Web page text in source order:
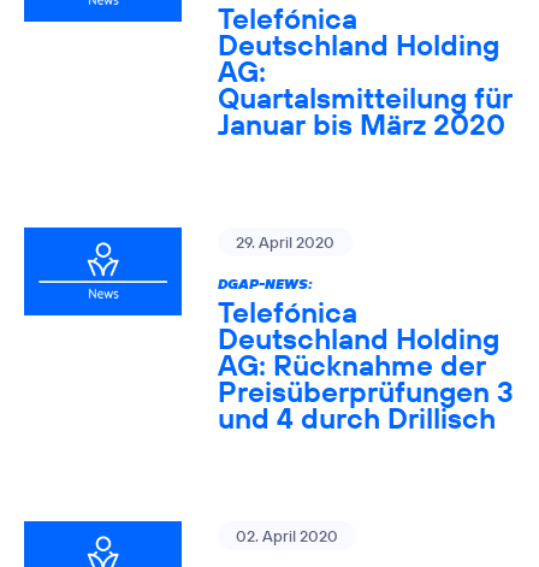
Telefónica
Deutschland Holding
AG:
Quartalsmitteilung für
Januar bis März 2020
29. April 2020
DGAP-NEWS:
Telefónica
Deutschland Holding
AG: Rücknahme der
Preisüberprüfungen 3
und 4 durch Drillisch
02. April 2020